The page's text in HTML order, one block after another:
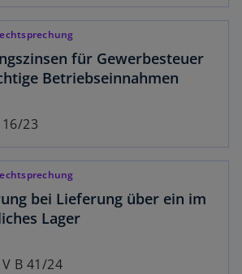
für Gewerbesteuer
Betriebseinnahmen
23
bei Lieferung über ein im
Lager
B 41/24